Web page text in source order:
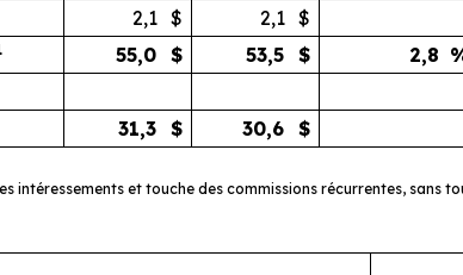
2,1 $ 2,1 $
55,0 $ 53,5 $ 2,8
31,3 $ 30,6 $
intéressements et touche des commissions récurrentes, sans